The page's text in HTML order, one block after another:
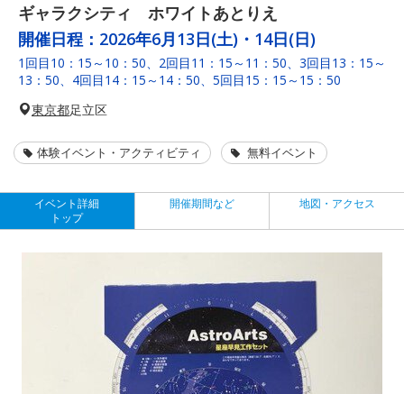
ギャラクシティ ホワイトあとりえ
開催日程： 2026年6月13日(土)・14日(日)
1回目10：15～10：50、2回目11：15～11：50、3回目13：15～
13：50、4回目14：15～14：50、5回目15：15～15：50
東京都足立区
体験イベント・アクティビティ 無料イベント
イベント詳細
トップ
開催期間など 地図・アクセス